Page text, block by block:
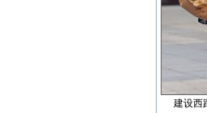
建设西